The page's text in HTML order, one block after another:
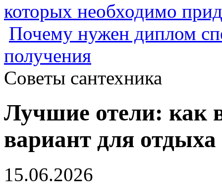
которых необходимо
Почему нужен диплом
получения
Советы сантехника
Лучшие отели: как
вариант для отдыха
15.06.2026